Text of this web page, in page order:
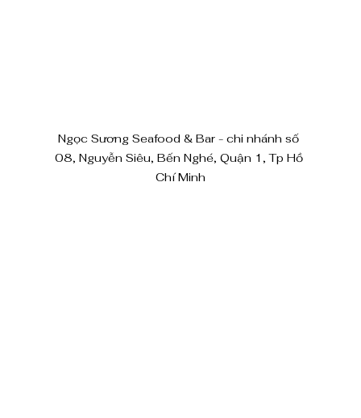
Ngọc Sương Seafood & Bar - chi nhánh số
08, Nguyễn Siêu, Bến Nghé, Quận 1, Tp Hồ
Chí Minh